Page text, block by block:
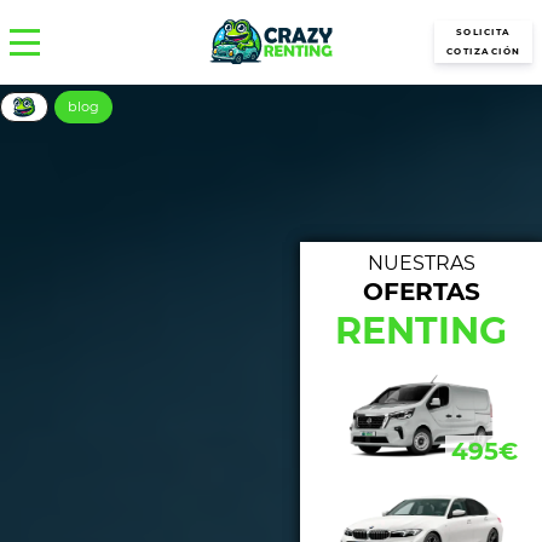
SOLICITA
COTIZACIÓN
blog
433€
NUESTRAS
OFERTAS
RENTING
495€